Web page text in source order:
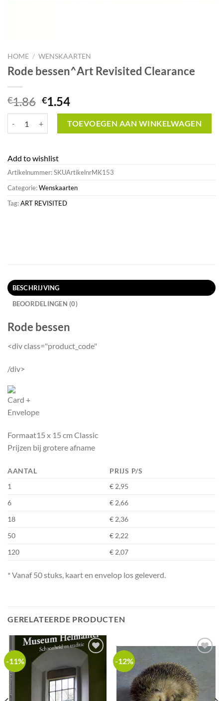
HOME / WENSKAARTEN
Rode bessen^Art Revisited Clearance
€1.86 Oorspronkelijke
prijs
was:
€1.86.
€1.54Huidige
prijs
is:
€1.54.
TOEVOEGEN AAN WINKELWAGEN
Add to wishlist
Artikelnummer:SKUArtikelnrMK153
Categorie:Wenskaarten
Tag:ART REVISITED
BESCHRIJVING
BEOORDELINGEN (0)
Rode bessen
<div class="product_code"
/div>
Formaat15 x 15 cm Classic
Prijzen bij grotere afname
AANTAL
PRIJS P/S
1
€ 2,95
6
€ 2,66
18
€ 2,36
50
€ 2,22
120
€ 2,07
* Vanaf 50 stuks, kaart en envelop los geleverd.
GERELATEERDE PRODUCTEN
-11% -12%
wishlist